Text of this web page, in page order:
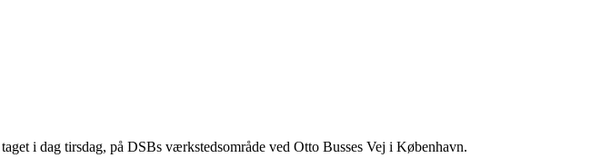
i dag tirsdag, på DSBs værkstedsområde ved Otto Busses Vej i København.